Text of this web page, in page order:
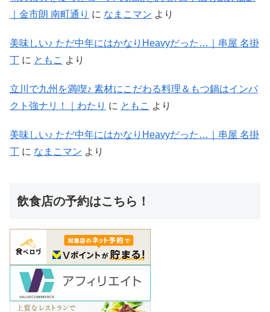
｜金市朗 南町通り に なまこマン より
美味しい♪ ただ中年にはかなりHeavyだった…｜串屋 名掛
丁 に ともこ より
立川で九州を満喫♪ 素材にこだわる料理＆もつ鍋はインパ
クト強ナリ！｜わたり に ともこ より
美味しい♪ ただ中年にはかなりHeavyだった…｜串屋 名掛
丁 に なまこマン より
飲食店の予約はこちら！